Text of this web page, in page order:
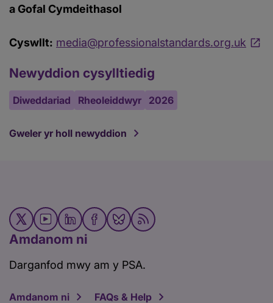
a Gofal Cymdeithasol
Cyswllt: media@professionalstandards.org.uk
Newyddion cysylltiedig
Diweddariad Rheoleiddwyr 2026
Gweler yr holl newyddion
Amdanom ni
Darganfod mwy am y PSA.
Amdanom ni FAQs & Help